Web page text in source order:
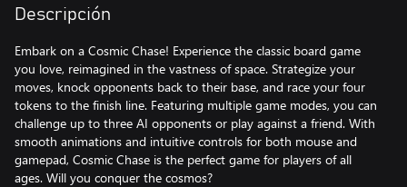
Descripción
Embark on a Cosmic Chase! Experience the classic board game
you love, reimagined in the vastness of space. Strategize your
moves, knock opponents back to their base, and race your four
tokens to the finish line. Featuring multiple game modes, you can
challenge up to three AI opponents or play against a friend. With
smooth animations and intuitive controls for both mouse and
gamepad, Cosmic Chase is the perfect game for players of all
ages. Will you conquer the cosmos?